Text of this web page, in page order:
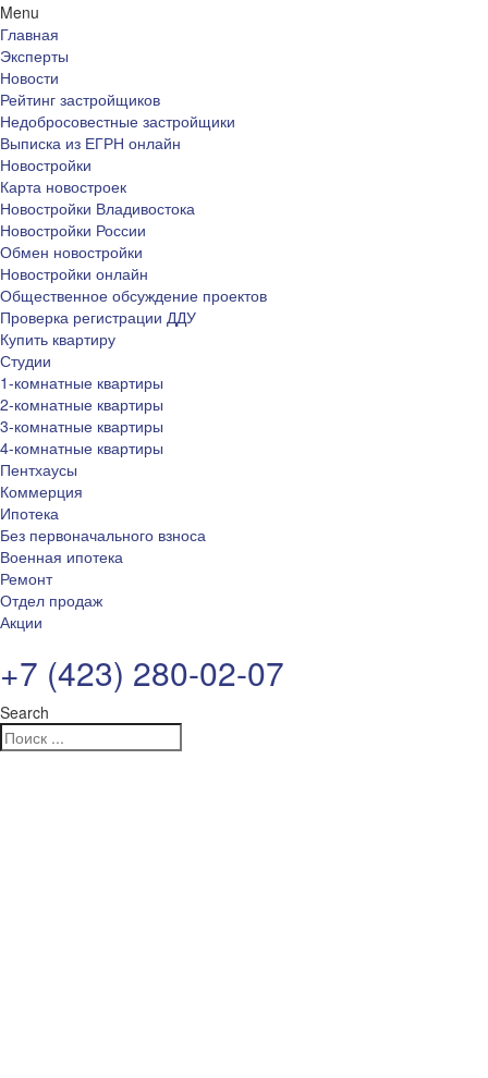
Menu
Главная
Эксперты
Новости
Рейтинг застройщиков
Недобросовестные застройщики
Выписка из ЕГРН онлайн
Новостройки
Карта новостроек
Новостройки Владивостока
Новостройки России
Обмен новостройки
Новостройки онлайн
Общественное обсуждение проектов
Проверка регистрации ДДУ
Купить квартиру
Студии
1-комнатные квартиры
2-комнатные квартиры
3-комнатные квартиры
4-комнатные квартиры
Пентхаусы
Коммерция
Ипотека
Без первоначального взноса
Военная ипотека
Ремонт
Отдел продаж
Акции
+7 (423) 280-02-07
Search